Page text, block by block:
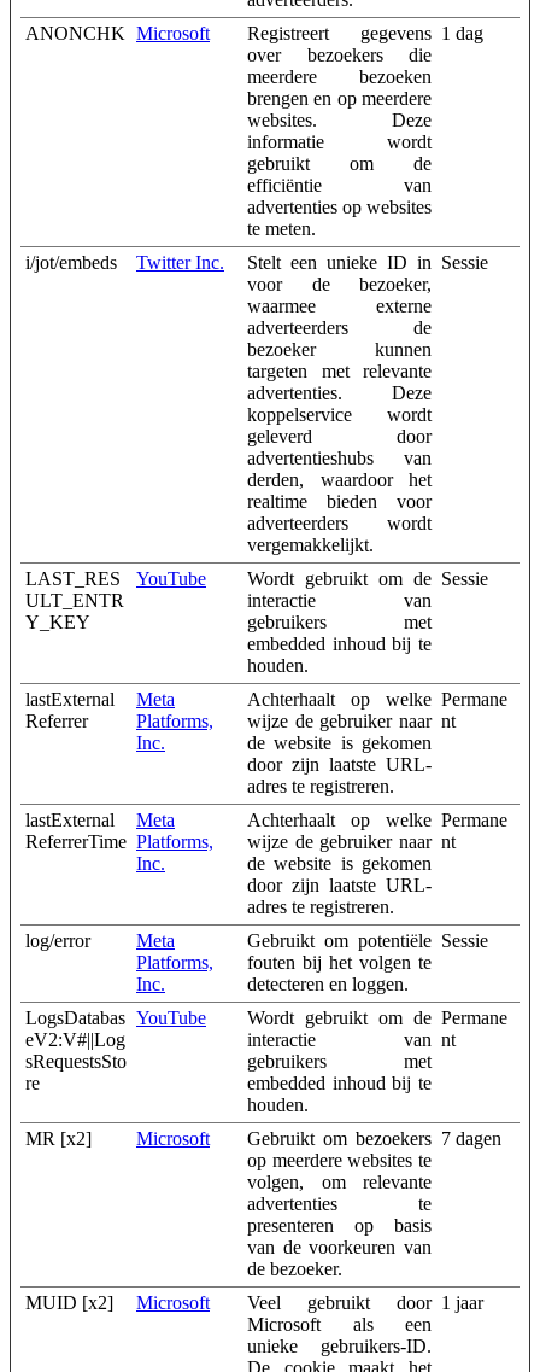
ANONCHK Microsoft
Registreert gegevens
over bezoekers die
meerdere bezoeken
brengen en op meerdere
websites. Deze
informatie wordt
gebruikt om de
efficiëntie van
advertenties op websites
te meten.
1 dag
i/jot/embeds Twitter Inc.
Stelt een unieke ID in
voor de bezoeker,
waarmee externe
adverteerders de
bezoeker kunnen
targeten met relevante
advertenties. Deze
koppelservice wordt
geleverd door
advertentieshubs van
derden, waardoor het
realtime bieden voor
adverteerders wordt
vergemakkelijkt.
Sessie
LAST_RES
ULT_ENTR
Y_KEY
YouTube
Wordt gebruikt om de
interactie van
gebruikers met
embedded inhoud bij te
houden.
Sessie
lastExternal
Referrer
Meta
Platforms,
Inc.
Achterhaalt op welke
wijze de gebruiker naar
de website is gekomen
door zijn laatste URL-
adres te registreren.
Permane
nt
lastExternal
ReferrerTime
Meta
Platforms,
Inc.
Achterhaalt op welke
wijze de gebruiker naar
de website is gekomen
door zijn laatste URL-
adres te registreren.
Permane
nt
log/error
Meta
Platforms,
Inc.
Gebruikt om potentiële
fouten bij het volgen te
detecteren en loggen.
Sessie
LogsDatabas
eV2:V#||Log
sRequestsSto
re
YouTube
Wordt gebruikt om de
interactie van
gebruikers met
embedded inhoud bij te
houden.
Permane
nt
MR [x2] Microsoft
Gebruikt om bezoekers
op meerdere websites te
volgen, om relevante
advertenties te
presenteren op basis
van de voorkeuren van
de bezoeker.
7 dagen
MUID [x2] Microsoft
Veel gebruikt door
Microsoft als een
unieke gebruikers-ID.
De cookie maakt het
1 jaar